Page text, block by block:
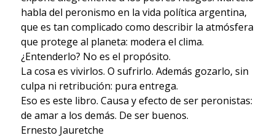
habla del peronismo en la vida política argentina,
que es tan complicado como describir la atmósfera
que protege al planeta: modera el clima.
¿Entenderlo? No es el propósito.
La cosa es vivirlos. O sufrirlo. Además gozarlo, sin
culpa ni retribución: pura entrega.
Eso es este libro. Causa y efecto de ser peronistas:
de amar a los demás. De ser buenos.
Ernesto Jauretche